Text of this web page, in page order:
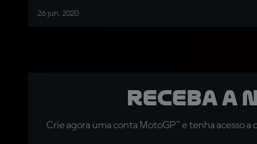
26 jun. 2020
Receba
Crie agora uma conta MotoGP™ e tenha acesso